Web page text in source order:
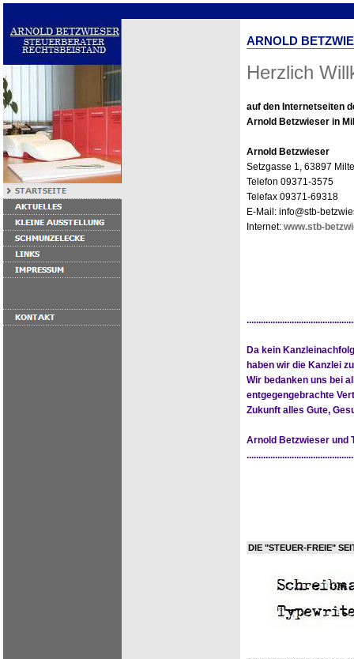
ARNOLD
Herzlich
auf den Internetseiten
Arnold Betzwieser in
Arnold Betzwieser
Setzgasse 1, 63897
Telefon 09371-3575
Telefax 09371-69318
E-Mail: info@stb-
Internet: www.stb-
Da kein
haben wir die Kanzlei
Wir bedanken uns bei
entgegengebrachte
Zukunft alles Gute,
Arnold Betzwieser und
DIE "STEUER-FREIE"